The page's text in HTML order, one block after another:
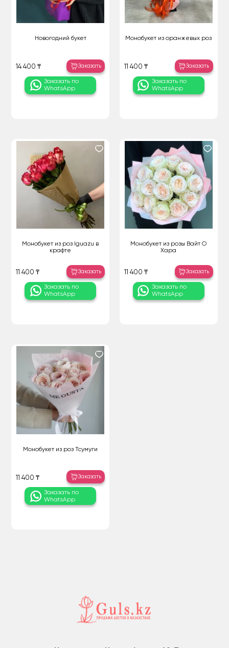
Новогодний букет
14 400 ₸ Заказать
Заказать по
WhatsApp
Монобукет из оранжевых роз
11 400 ₸ Заказать
Заказать по
WhatsApp
Монобукет из роз Iguazu в
крафте
11 400 ₸ Заказать
Заказать по
WhatsApp
Монобукет из розы Вайт О
Хара
11 400 ₸ Заказать
Заказать по
WhatsApp
Монобукет из роз Тсумуги
11 400 ₸ Заказать
Заказать по
WhatsApp